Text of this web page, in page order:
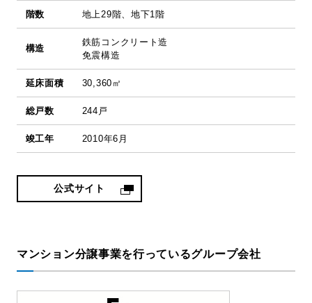
階数 地上29階、地下1階
構造
鉄筋コンクリート造
免震構造
延床面積 30,360㎡
総戸数 244戸
竣工年 2010年6月
公式サイト
マンション分譲事業を行っているグループ会社